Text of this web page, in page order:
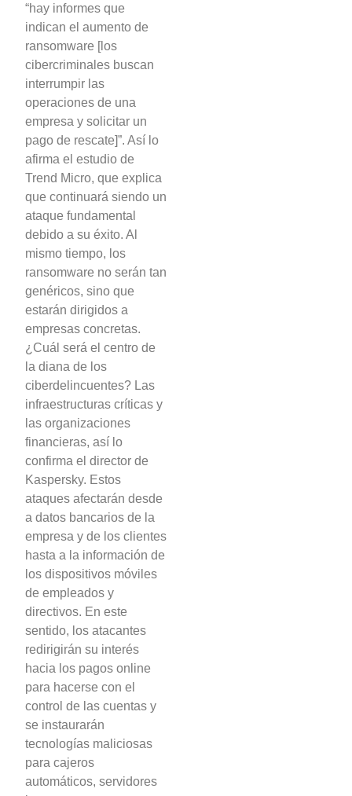
“hay informes que
indican el aumento de
ransomware [los
cibercriminales buscan
interrumpir las
operaciones de una
empresa y solicitar un
pago de rescate]”. Así lo
afirma el estudio de
Trend Micro, que explica
que continuará siendo un
ataque fundamental
debido a su éxito. Al
mismo tiempo, los
ransomware no serán tan
genéricos, sino que
estarán dirigidos a
empresas concretas.
¿Cuál será el centro de
la diana de los
ciberdelincuentes? Las
infraestructuras críticas y
las organizaciones
financieras, así lo
confirma el director de
Kaspersky. Estos
ataques afectarán desde
a datos bancarios de la
empresa y de los clientes
hasta a la información de
los dispositivos móviles
de empleados y
directivos. En este
sentido, los atacantes
redirigirán su interés
hacia los pagos online
para hacerse con el
control de las cuentas y
se instaurarán
tecnologías maliciosas
para cajeros
automáticos, servidores